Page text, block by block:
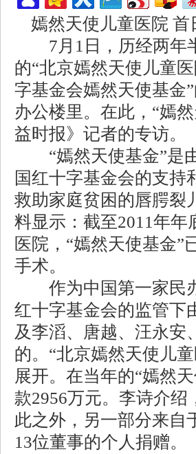
嫣然天使儿童医院 首
7月1日，历经两年
的“北京嫣然天使儿童
字基金会嫣然天使基金
办公楼里。在此，“嫣
益时报》记者的专访。
“嫣然天使基金”是由
国红十字基金会的支持
救助家庭贫困的唇腭裂
料显示：截至2011年
医院，“嫣然天使基金”
手术。
作为中国第一家民办
红十字基金会的监管下
及李滔、唐越、汪永安
的。“北京嫣然天使儿
展开。在当年的“嫣然
款2956万元。李诗介
此之外，另一部分来自
13位董事的个人捐赠。